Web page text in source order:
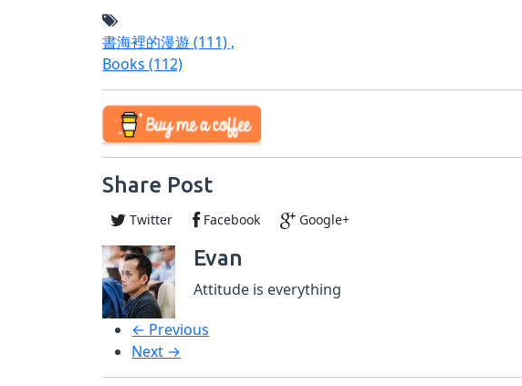
書海裡的漫遊(111) ,
Books(112)
Share Post
Twitter Facebook Google+
Evan
Attitude is everything
← Previous
Next →